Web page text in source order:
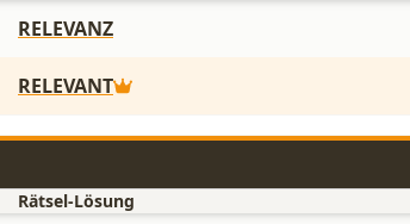
RELEVANZ
RELEVANT
Rätsel-Lösung